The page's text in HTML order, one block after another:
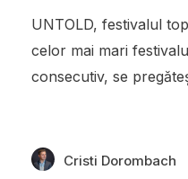
UNTOLD, festivalul
celor mai mari
consecutiv, se
Cristi Dorombach